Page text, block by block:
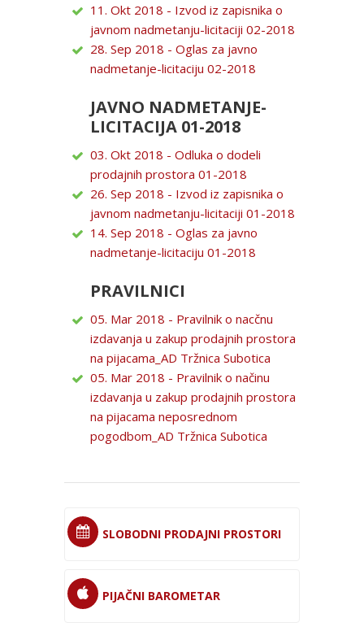
11. Okt 2018 - Izvod iz zapisnika o
javnom nadmetanju-licitaciji 02-2018
28. Sep 2018 - Oglas za javno
nadmetanje-licitaciju 02-2018
JAVNO NADMETANJE-
LICITACIJA 01-2018
03. Okt 2018 - Odluka o dodeli
prodajnih prostora 01-2018
26. Sep 2018 - Izvod iz zapisnika o
javnom nadmetanju-licitaciji 01-2018
14. Sep 2018 - Oglas za javno
nadmetanje-licitaciju 01-2018
PRAVILNICI
05. Mar 2018 - Pravilnik o nacčnu
izdavanja u zakup prodajnih prostora
na pijacama_AD Tržnica Subotica
05. Mar 2018 - Pravilnik o načinu
izdavanja u zakup prodajnih prostora
na pijacama neposrednom
pogodbom_AD Tržnica Subotica
SLOBODNI PRODAJNI PROSTORI
PIJAČNI BAROMETAR